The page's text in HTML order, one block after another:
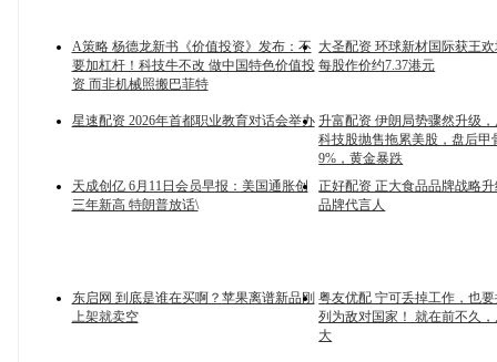
A策略 杨德龙新书《价值投资》发布：不
要加杠杆！科技牛不改 做中国特色价值投
资 而非机械照搬巴菲特
大圣配资 环球新材国际获王
每股作价约7.37港元
星速配资 2026年首都职业教育对话会举办 升富配资 伊朗局势骤然升级
科技股抛售拖累美股，盘后甲
9%，黄金暴跌
天成创亿 6月11日会员早报：美国通胀创
三年新高 特朗普放话\
正好配资 正大食品品牌战略
品牌代言人
东启网 到底是谁在买啊？苹果离谱新品刚
上架就卖空
粤友优配 宁可丢掉工作，也
列为敌对国家！ 就在前不久
大